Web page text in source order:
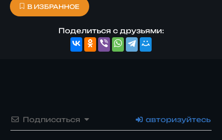
Поделиться с друзьями:
В ИЗБРАННОЕ
Подписаться авторизуйтесь